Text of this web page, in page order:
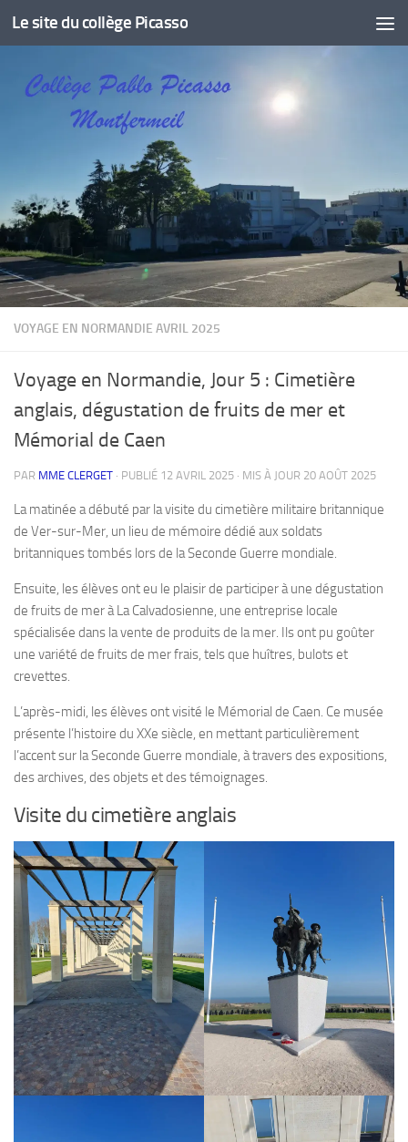
Skip to content
Le site du collège Picasso
VOYAGE EN NORMANDIE AVRIL 2025
Voyage en Normandie, Jour 5 : Cimetière
anglais, dégustation de fruits de mer et
Mémorial de Caen
PAR MME CLERGET · PUBLIÉ 12 AVRIL 2025 · MIS À JOUR 20 AOÛT 2025
La matinée a débuté par la visite du cimetière militaire britannique
de Ver-sur-Mer, un lieu de mémoire dédié aux soldats
britanniques tombés lors de la Seconde Guerre mondiale.
Ensuite, les élèves ont eu le plaisir de participer à une dégustation
de fruits de mer à La Calvadosienne, une entreprise locale
spécialisée dans la vente de produits de la mer. Ils ont pu goûter
une variété de fruits de mer frais, tels que huîtres, bulots et
crevettes.
L’après-midi, les élèves ont visité le Mémorial de Caen. Ce musée
présente l’histoire du XXe siècle, en mettant particulièrement
l’accent sur la Seconde Guerre mondiale, à travers des expositions,
des archives, des objets et des témoignages.
Visite du cimetière anglais